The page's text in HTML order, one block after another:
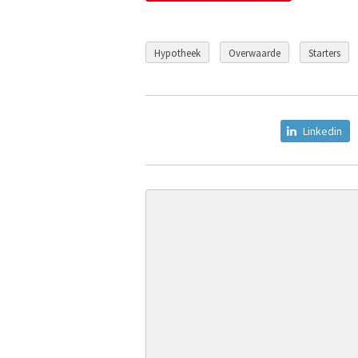
Hypotheek Overwaarde Starters
Linkedin